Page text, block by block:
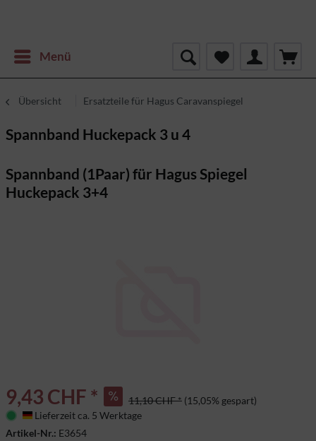
Menü
Übersicht Ersatzteile für Hagus Caravanspiegel
Spannband Huckepack 3 u 4
Spannband (1Paar) für Hagus Spiegel
Huckepack 3+4
9,43 CHF * 11,10 CHF * (15,05% gespart)
Deutschland
Lieferzeit ca. 5 Werktage
Artikel-Nr.: E3654